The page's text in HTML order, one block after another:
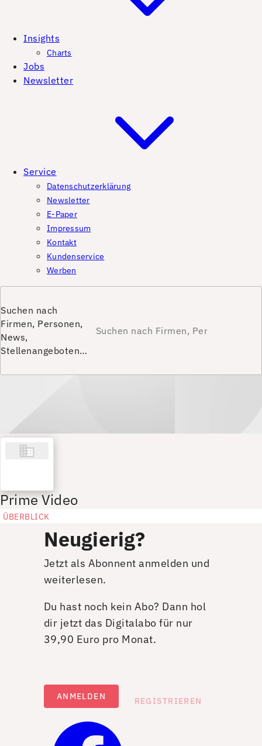
Insights
Charts
Jobs
Newsletter
Service
Datenschutzerklärung
Newsletter
E-Paper
Impressum
Kontakt
Kundenservice
Werben
Suchen nach
Firmen, Personen,
News,
Stellenangeboten…
Prime Video
ÜBERBLICK
Neugierig?
Jetzt als Abonnent anmelden und
weiterlesen.
Du hast noch kein Abo? Dann hol
dir jetzt das Digitalabo für nur
39,90 Euro pro Monat.
ANMELDEN REGISTRIEREN